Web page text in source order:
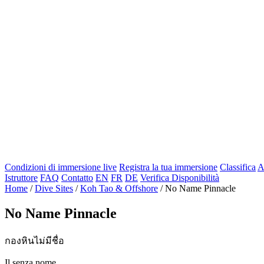
Condizioni di immersione live Registra la tua immersione Classifica
Istruttore FAQ Contatto EN FR DE Verifica Disponibilità
Home / Dive Sites / Koh Tao & Offshore / No Name Pinnacle
No Name Pinnacle
กองหินไม่มีชื่อ